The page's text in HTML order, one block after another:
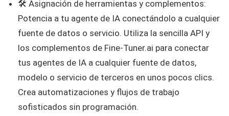
🛠️ Asignación de herramientas y complementos:
Potencia a tu agente de IA conectándolo a cualquier
fuente de datos o servicio. Utiliza la sencilla API y
los complementos de Fine-Tuner.ai para conectar
tus agentes de IA a cualquier fuente de datos,
modelo o servicio de terceros en unos pocos clics.
Crea automatizaciones y flujos de trabajo
sofisticados sin programación.